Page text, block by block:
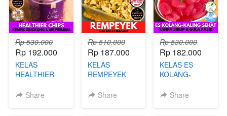
Rp 530.000
Rp 192.000
KELAS
HEALTHIER
KERIPIK
Share
Rp 510.000
Rp 187.000
KELAS
REMPEYEK
KEMASAN - BY
Share
Rp 530.000
Rp 182.000
KELAS ES
KOLANG-
- TANPA SIRUP
Share